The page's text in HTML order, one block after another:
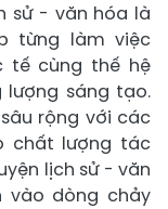
sử - văn hóa là
từng làm việc
tế cùng thế hệ
sáng tạo.
rộng với các
chất lượng tác
lịch sử - văn
vào dòng chảy